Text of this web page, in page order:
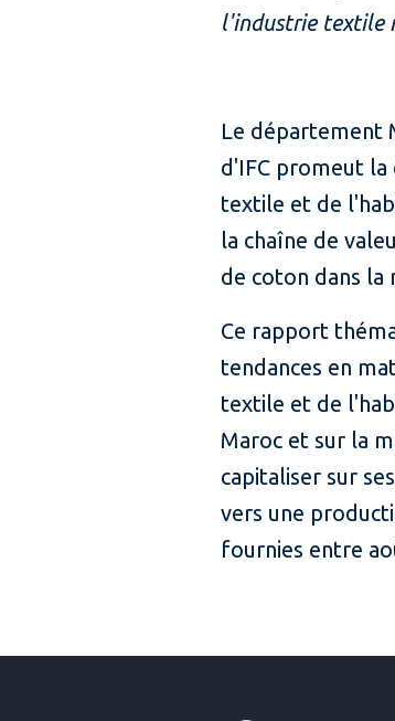
l'industrie textile
Le département
d'IFC promeut la
textile et de
la chaîne de
de coton dans la
Ce rapport
tendances en
textile et de
Maroc et sur la
capitaliser sur
vers une
fournies entre